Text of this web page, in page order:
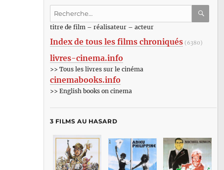
Recherche
:titre de film – réalisateur – acteur
Index de tous les films chroniqués (6380)
livres-cinema.info
>> Tous les livres sur le cinéma
cinemabooks.info
>> English books on cinema
3 FILMS AU HASARD